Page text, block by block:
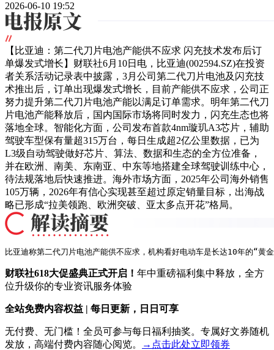
2026-06-10 19:52
【比亚迪：第二代刀片电池产能供不应求 闪充技术发布后订
单爆发式增长】财联社6月10日电，比亚迪(002594.SZ)在投资
者关系活动记录表中披露，3月公司第二代刀片电池及闪充技
术推出后，订单出现爆发式增长，目前产能供不应求，公司正
努力提升第二代刀片电池产能以满足订单需求。明年第二代刀
片电池产能释放后，国内国际市场将同时发力，闪充生态也将
落地全球。智能化方面，公司发布首款4nm璇玑A3芯片，辅助
驾驶车型保有量超315万台，每日生成超2亿公里数据，已为
L3级自动驾驶做好芯片、算法、数据和生态的全方位准备，
并在欧洲、南美、东南亚、中东等地搭建全球驾驶训练中心，
待法规落地后快速推进。海外市场方面，2025年公司海外销售
105万辆，2026年有信心实现甚至超过原定销量目标，出海战
略已形成“拉美领跑、欧洲突破、亚太多点开花”格局。
比亚迪称第二代刀片电池产能供不应求，机构看好电动车是长达10年的“
财联社618大促盛典正式开启！ 年中重磅福利集中释放，全方
位升级你的专业资讯服务体验
全站免费内容权益 | 每日更新，日日可享
无付费、无门槛！全员可参与每日福利抽奖。专属好文券随机
发放，高端付费内容随心阅览。
→点击此处立即领券